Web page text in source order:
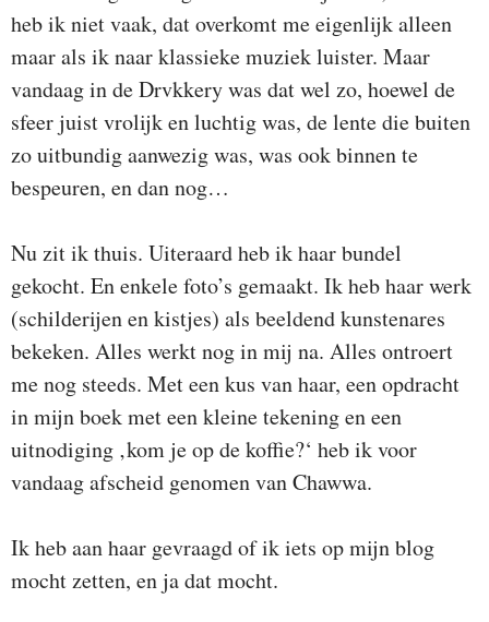
heb ik niet vaak, dat overkomt me eigenlijk alleen
maar als ik naar klassieke muziek luister. Maar
vandaag in de Drvkkery was dat wel zo, hoewel de
sfeer juist vrolijk en luchtig was, de lente die buiten
zo uitbundig aanwezig was, was ook binnen te
bespeuren, en dan nog…
Nu zit ik thuis. Uiteraard heb ik haar bundel
gekocht. En enkele foto’s gemaakt. Ik heb haar werk
(schilderijen en kistjes) als beeldend kunstenares
bekeken. Alles werkt nog in mij na. Alles ontroert
me nog steeds. Met een kus van haar, een opdracht
in mijn boek met een kleine tekening en een
uitnodiging ‚kom je op de koffie?‘ heb ik voor
vandaag afscheid genomen van Chawwa.
Ik heb aan haar gevraagd of ik iets op mijn blog
mocht zetten, en ja dat mocht.